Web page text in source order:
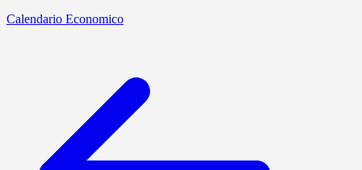
Calendario Economico